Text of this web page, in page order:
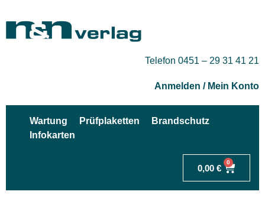
Telefon 0451 – 29 31 41 21
Anmelden / Mein Konto
Wartung Prüfplaketten
Brandschutz
Infokarten
0,00 €
0